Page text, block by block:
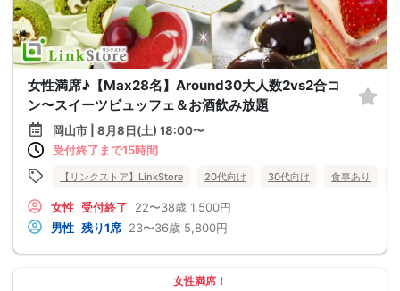
女性満席♪【Max28名】Around30大人数2vs2合コ
ン〜スイーツビュッフェ＆お酒飲み放題
岡山市 | 8月8日(土) 18:00〜
受付終了まで15時間
【リンクストア】LinkStore 20代向け 30代向け 食事あり
女性 受付終了 22〜38歳 1,500円
男性 残り1席 23〜36歳 5,800円
女性満席！